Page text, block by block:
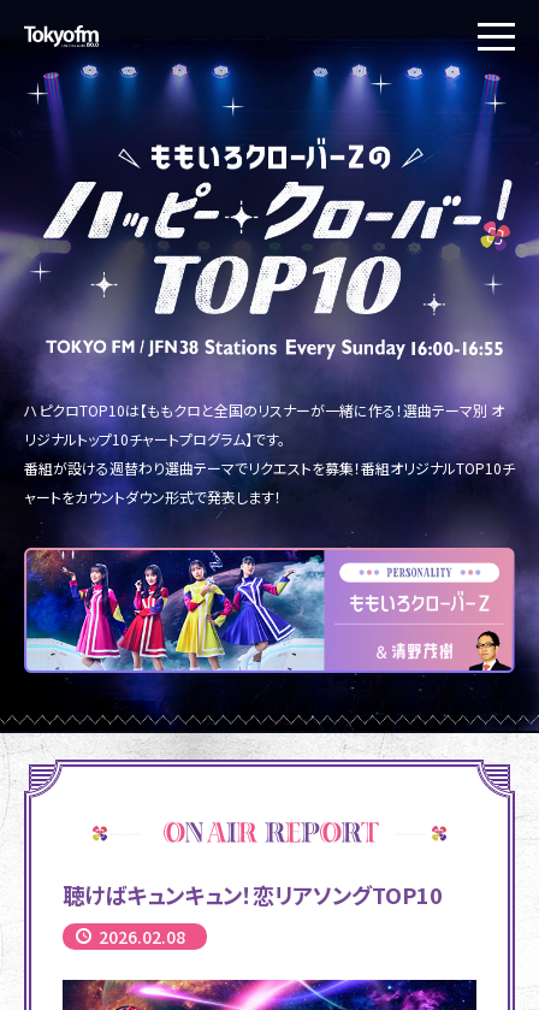
toggle
ハピクロTOP10は【ももクロと全国のリスナーが一緒に作る！選曲テーマ別 オ
リジナルトップ10チャートプログラム】です。
番組が設ける週替わり選曲テーマでリクエストを募集！番組オリジナルTOP10チ
ャートをカウントダウン形式で発表します！
聴けばキュンキュン！恋リアソングTOP10
2026.02.08